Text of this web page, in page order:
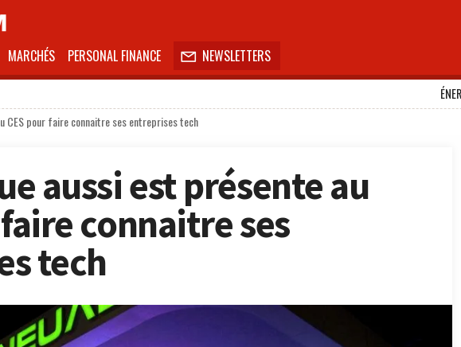
MARCHÉS PERSONAL FINANCE  NEWSLETTERS
CES pour faire connaitre ses entreprises tech
aussi est présente au
connaitre ses
tech